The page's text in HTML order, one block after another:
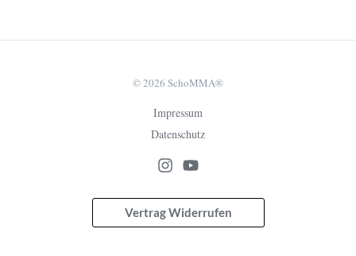
© 2026 SchoMMA®
Impressum
Datenschutz
Vertrag Widerrufen